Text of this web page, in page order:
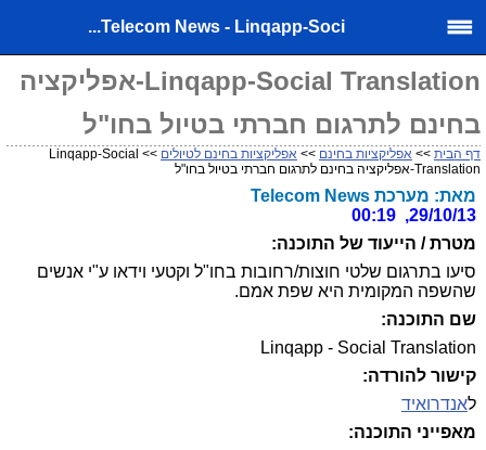
Telecom News - Linqapp-Soci...
Linqapp-Social Translation-אפליקציה
בחינם לתרגום חברתי בטיול בחו"ל
דף הבית >> אפליקציות בחינם >> אפליקציות בחינם לטיולים
>> Linqapp-Social
Translation-אפליקציה בחינם לתרגום חברתי בטיול בחו"ל
מאת: מערכת Telecom News
29/10/13, 00:19
מטרת / הייעוד של התוכנה:
סיעו בתרגום שלטי חוצות/רחובות בחו"ל וקטעי וידאו ע"י אנשים
שהשפה המקומית היא שפת אמם.
שם התוכנה:
Linqapp - Social Translation
קישור להורדה:
לאנדרואיד
מאפייני התוכנה: